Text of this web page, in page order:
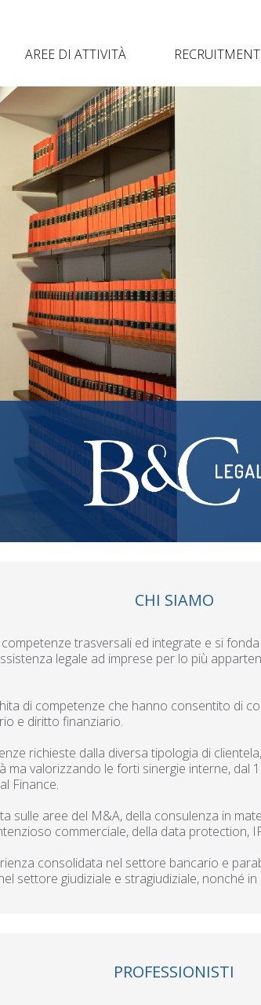
AREE DI ATTIVITÀ RECRUITMENT
CHI SIAMO
trasversali ed integrate e si
legale ad imprese per lo più
di competenze che hanno consentito di
e diritto finanziario.
richieste dalla diversa tipologia di
ma valorizzando le forti sinergie interne, dal
Finance.
sulle aree del M&A, della consulenza in
commerciale, della data protection,
consolidata nel settore bancario e
settore giudiziale e stragiudiziale, nonché
PROFESSIONISTI